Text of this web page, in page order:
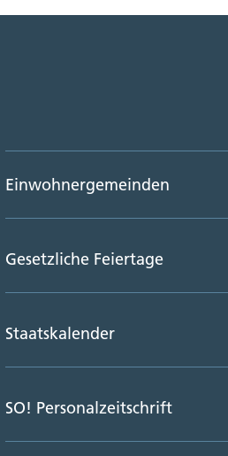
Einwohnergemeinden
Gesetzliche Feiertage
Staatskalender
SO! Personalzeitschrift